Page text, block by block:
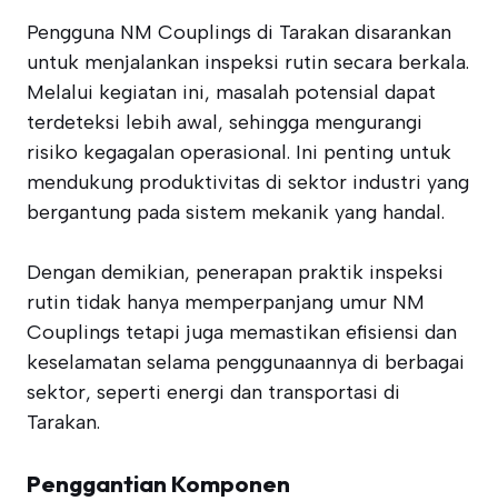
Pengguna NM Couplings di Tarakan disarankan
untuk menjalankan inspeksi rutin secara berkala.
Melalui kegiatan ini, masalah potensial dapat
terdeteksi lebih awal, sehingga mengurangi
risiko kegagalan operasional. Ini penting untuk
mendukung produktivitas di sektor industri yang
bergantung pada sistem mekanik yang handal.
Dengan demikian, penerapan praktik inspeksi
rutin tidak hanya memperpanjang umur NM
Couplings tetapi juga memastikan efisiensi dan
keselamatan selama penggunaannya di berbagai
sektor, seperti energi dan transportasi di
Tarakan.
Penggantian Komponen